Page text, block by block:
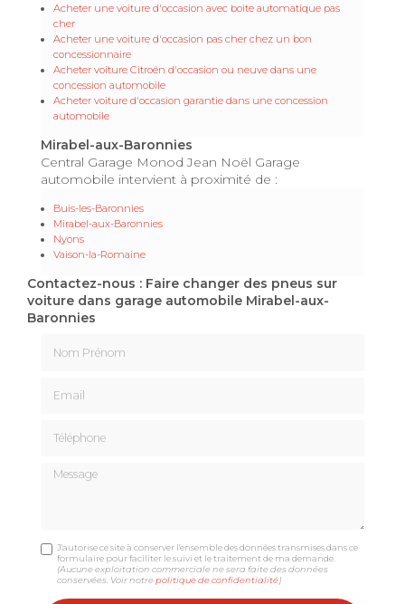
Acheter une voiture d'occasion avec boite automatique pas
cher
Acheter une voiture d'occasion pas cher chez un bon
concessionnaire
Acheter voiture Citroën d'occasion ou neuve dans une
concession automobile
Acheter voiture d'occasion garantie dans une concession
automobile
Mirabel-aux-Baronnies
Central Garage Monod Jean Noël Garage
automobile intervient à proximité de :
Buis-les-Baronnies
Mirabel-aux-Baronnies
Nyons
Vaison-la-Romaine
Contactez-nous : Faire changer des pneus sur
voiture dans garage automobile Mirabel-aux-
Baronnies
Message
J'autorise ce site à conserver l'ensemble des données transmises dans ce
formulaire pour faciliter le suivi et le traitement de ma demande.
(Aucune exploitation commerciale ne sera faite des données
conservées. Voir notrepolitique de confidentialité)